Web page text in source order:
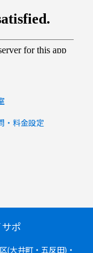
・料金設定
ポ
(大井町・五反田)・